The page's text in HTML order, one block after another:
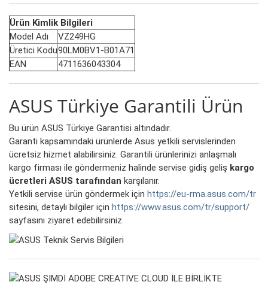
Ürün Kimlik Bilgileri
Model Adı
VZ249HG
Üretici Kodu90LM0BV1-B01A71
EAN
4711636043304
ASUS Türkiye Garantili Ürün
Bu ürün ASUS Türkiye Garantisi altındadır.
Garanti kapsamındaki ürünlerde Asus yetkili servislerinden
ücretsiz hizmet alabilirsiniz. Garantili ürünlerinizi anlaşmalı
kargo firması ile göndermeniz halinde servise gidiş geliş kargo
ücretleri ASUS tarafından karşılanır.
Yetkili servise ürün göndermek için https://eu-rma.asus.com/tr
sitesini, detaylı bilgiler için https://www.asus.com/tr/support/
sayfasını ziyaret edebilirsiniz.